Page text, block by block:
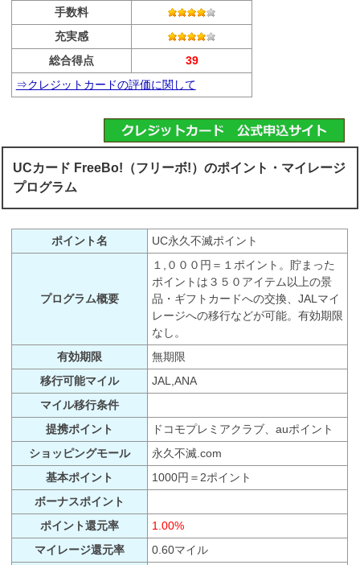
手数料
充実感
総合得点
39
⇒クレジットカードの評価に関して
UCカード FreeBo!（フリーボ!）のポイント・マイレージ
プログラム
ポイント名 UC永久不滅ポイント
プログラム概要
１,０００円＝１ポイント。貯まった
ポイントは３５０アイテム以上の景
品・ギフトカードへの交換、JALマイ
レージへの移行などが可能。有効期限
なし。
有効期限
無期限
移行可能マイル
JAL,ANA
マイル移行条件
提携ポイント
ドコモプレミアクラブ、auポイント
ショッピングモール
永久不滅.com
基本ポイント
1000円＝2ポイント
ボーナスポイント
ポイント還元率
1.00%
マイレージ還元率
0.60マイル